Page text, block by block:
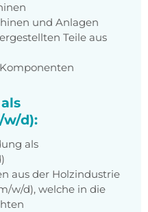
und Anlagen
Teile aus
w/d):
als
aus der Holzindustrie
w/d), welche in die